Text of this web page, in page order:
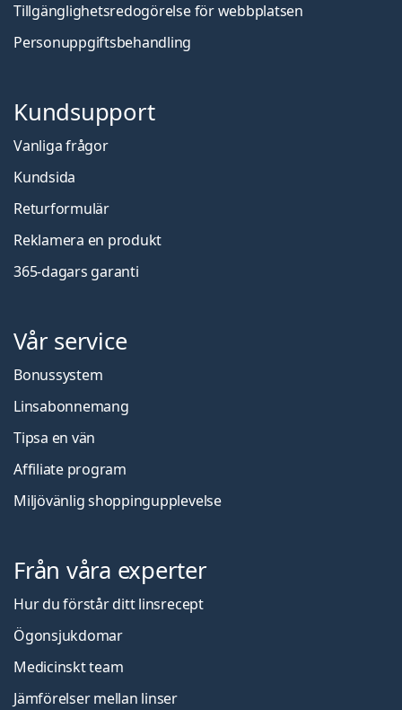
Tillgänglighetsredogörelse för webbplatsen
Personuppgiftsbehandling
Kundsupport
Vanliga frågor
Kundsida
Returformulär
Reklamera en produkt
365-dagars garanti
Vår service
Bonussystem
Linsabonnemang
Tipsa en vän
Affiliate program
Miljövänlig shoppingupplevelse
Från våra experter
Hur du förstår ditt linsrecept
Ögonsjukdomar
Medicinskt team
Jämförelser mellan linser